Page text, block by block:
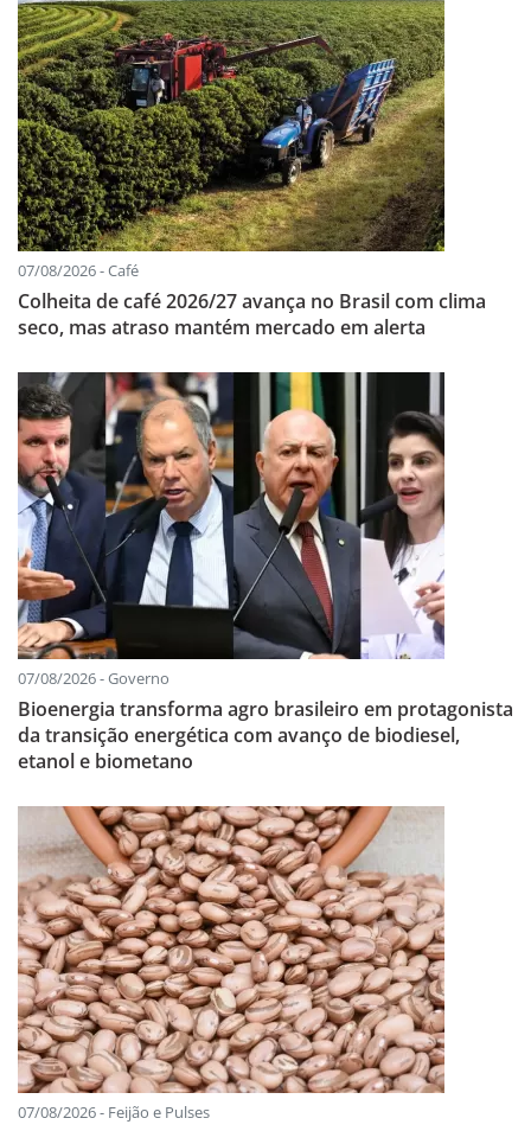
07/08/2026 - Café
Colheita de café 2026/27 avança no Brasil com clima
seco, mas atraso mantém mercado em alerta
07/08/2026 - Governo
Bioenergia transforma agro brasileiro em protagonista
da transição energética com avanço de biodiesel,
etanol e biometano
07/08/2026 - Feijão e Pulses